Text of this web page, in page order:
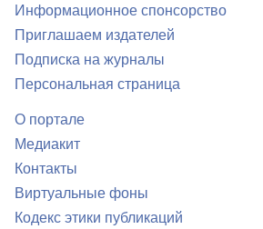
Информационное спонсорство
Приглашаем издателей
Подписка на журналы
Персональная страница
О портале
Медиакит
Контакты
Виртуальные фоны
Кодекс этики публикаций